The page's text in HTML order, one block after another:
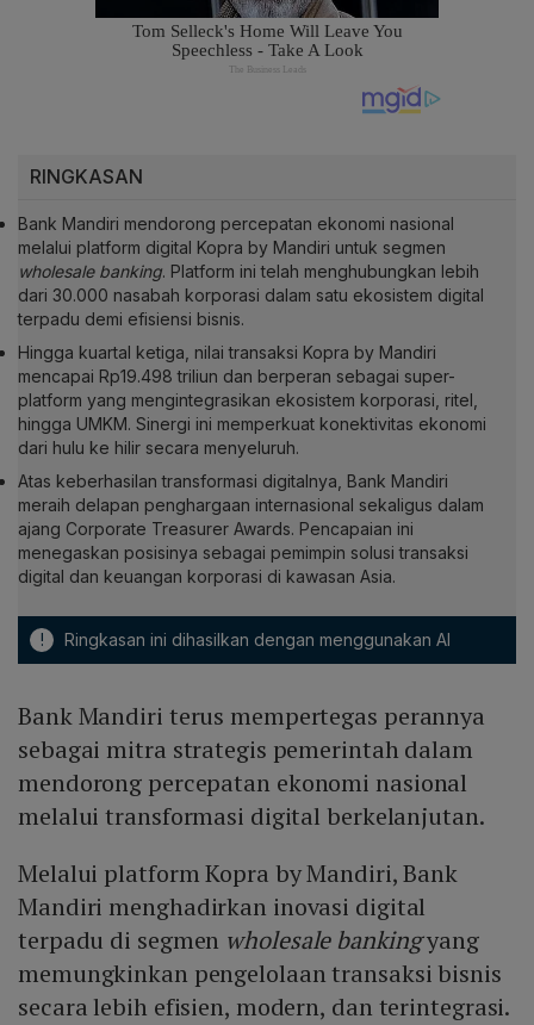
RINGKASAN
Bank Mandiri mendorong percepatan ekonomi nasional
melalui platform digital Kopra by Mandiri untuk segmen
wholesale banking. Platform ini telah menghubungkan lebih
dari 30.000 nasabah korporasi dalam satu ekosistem digital
terpadu demi efisiensi bisnis.
Hingga kuartal ketiga, nilai transaksi Kopra by Mandiri
mencapai Rp19.498 triliun dan berperan sebagai super-
platform yang mengintegrasikan ekosistem korporasi, ritel,
hingga UMKM. Sinergi ini memperkuat konektivitas ekonomi
dari hulu ke hilir secara menyeluruh.
Atas keberhasilan transformasi digitalnya, Bank Mandiri
meraih delapan penghargaan internasional sekaligus dalam
ajang Corporate Treasurer Awards. Pencapaian ini
menegaskan posisinya sebagai pemimpin solusi transaksi
digital dan keuangan korporasi di kawasan Asia.
! Ringkasan ini dihasilkan dengan menggunakan AI
Bank Mandiri terus mempertegas perannya
sebagai mitra strategis pemerintah dalam
mendorong percepatan ekonomi nasional
melalui transformasi digital berkelanjutan.
Melalui platform Kopra by Mandiri, Bank
Mandiri menghadirkan inovasi digital
terpadu di segmen wholesale bankingyang
memungkinkan pengelolaan transaksi bisnis
secara lebih efisien, modern, dan terintegrasi.